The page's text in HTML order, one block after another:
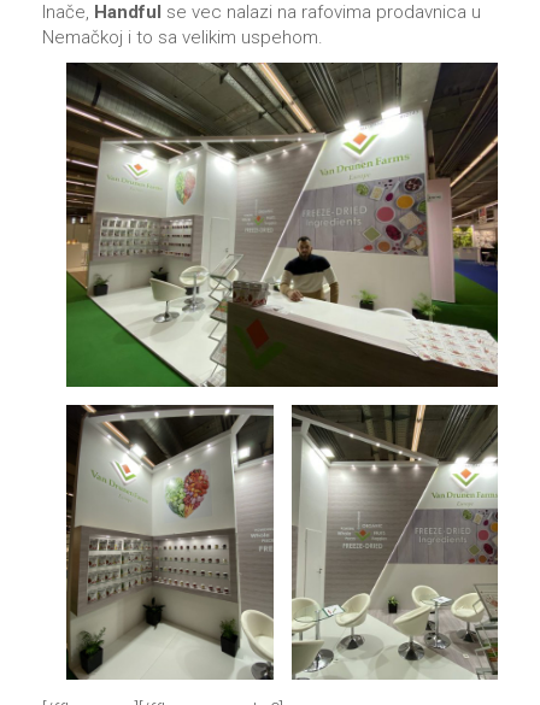
Inače, Handful se vec nalazi na rafovima prodavnica u
Nemačkoj i to sa velikim uspehom.